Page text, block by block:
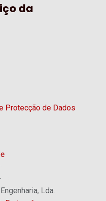
da
Protecção de Dados
Lda.